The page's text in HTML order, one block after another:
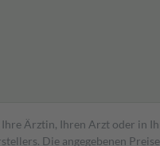
Ärztin, Ihren Arzt oder
Die angegebenen